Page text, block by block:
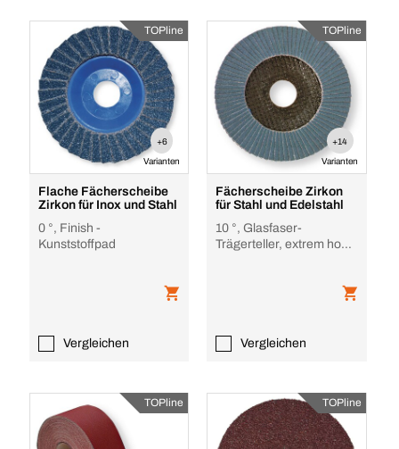
TOPline
+6
Varianten
Flache Fächerscheibe
Zirkon für Inox und Stahl
0 °, Finish -
Kunststoffpad
Vergleichen
TOPline
+14
Varianten
Fächerscheibe Zirkon
für Stahl und Edelstahl
10 °, Glasfaser-
Trägerteller, extrem hohe
Vergleichen
TOPline TOPline